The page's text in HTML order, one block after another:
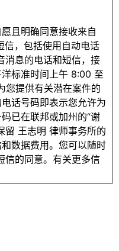
且明确同意接收来自
信，包括使用自动电话
消息的电话和短信，接
标准时间上午 8:00 至
您提供有关潜在案件的
话号码即表示您允许为
已在联邦或加州的“谢
留 王志明 律师事务所的
数据费用。您可以随时
信的同意。有关更多信